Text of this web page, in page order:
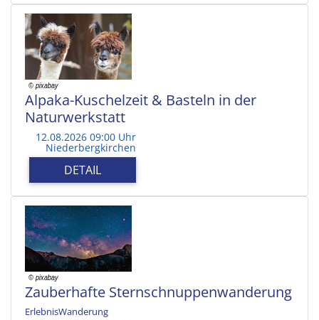
Alpaka-Kuschelzeit & Basteln in der
Naturwerkstatt
12.08.2026 09:00 Uhr
Niederbergkirchen
DETAIL
Zauberhafte Sternschnuppenwanderung
ErlebnisWanderung